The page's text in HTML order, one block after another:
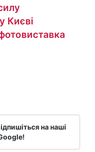
Києві
на наші